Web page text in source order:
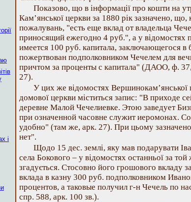
і
Показово, що в інформації про кошти на
Кам’янської церкви за 1880 рік зазначено,
пожалувань, "есть еще вклад от владельца
приносящий ежегодно 4 руб.", а у відомостях
имеется 100 руб. капитала, заключающегося в
пожертвован подполковником Чечелем для
причтом за проценты с капитала" (ДАОО, ф.
27).
У цих же відомостях Вершинокам’янської
домової церкви міститься запис: "В приходе
деревне Малой Чечелиевке. Этою заведует
при означенной часовне служит иеромонах.
удобно" (там же, арк. 27). При цьому
нет".
Щодо 15 дес. землі, яку мав подарувати
села Бокового – у відомостях останньої за
згадується. Стосовно його грошового вкладу
вклада в казну 300 руб. подполковником
процентов, а таковые получил г-н Чечель по
спр. 588, арк. 100 зв.).